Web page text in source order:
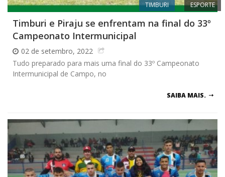
TIMBURI ESPORTE
Timburi e Piraju se enfrentam na final do 33º
Campeonato Intermunicipal
02 de setembro, 2022
Tudo preparado para mais uma final do 33º Campeonato
Intermunicipal de Campo, no
SAIBA MAIS.